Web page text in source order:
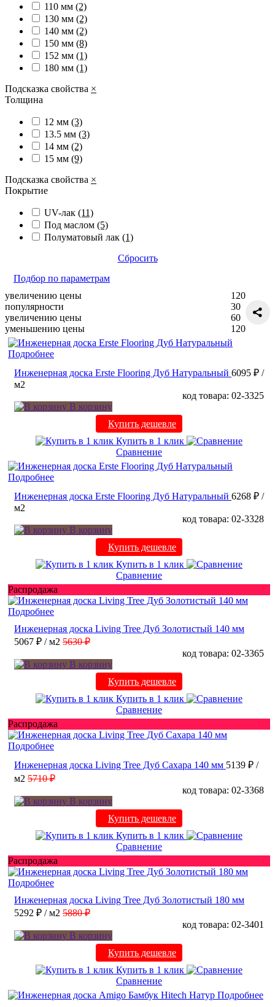
110 мм (2)
130 мм (2)
140 мм (2)
150 мм (8)
152 мм (1)
180 мм (1)
Подсказка свойства ×
Толщина
12 мм (3)
13.5 мм (3)
14 мм (2)
15 мм (9)
Подсказка свойства ×
Покрытие
UV-лак (11)
Под маслом (5)
Полуматовый лак (1)
Сбросить
Подбор по параметрам
увеличению цены
популярности
увеличению цены
уменьшению цены
120
30
60
120
Подробнее
Инженерная доска Erste Flooring Дуб Натуральный 6095 ₽ /
м2
код товара: 02-3325
В корзину
Купить дешевле
Купить в 1 клик
Сравнение
Подробнее
Инженерная доска Erste Flooring Дуб Натуральный 6268 ₽ /
м2
код товара: 02-3328
В корзину
Купить дешевле
Купить в 1 клик
Сравнение
Распродажа
Подробнее
Инженерная доска Living Tree Дуб Золотистый 140 мм
5067 ₽ / м2 5630 ₽
код товара: 02-3365
В корзину
Купить дешевле
Купить в 1 клик
Сравнение
Распродажа
Подробнее
Инженерная доска Living Tree Дуб Сахара 140 мм 5139 ₽ /
м2 5710 ₽
код товара: 02-3368
В корзину
Купить дешевле
Купить в 1 клик
Сравнение
Распродажа
Подробнее
Инженерная доска Living Tree Дуб Золотистый 180 мм
5292 ₽ / м2 5880 ₽
код товара: 02-3401
В корзину
Купить дешевле
Купить в 1 клик
Сравнение
Подробнее